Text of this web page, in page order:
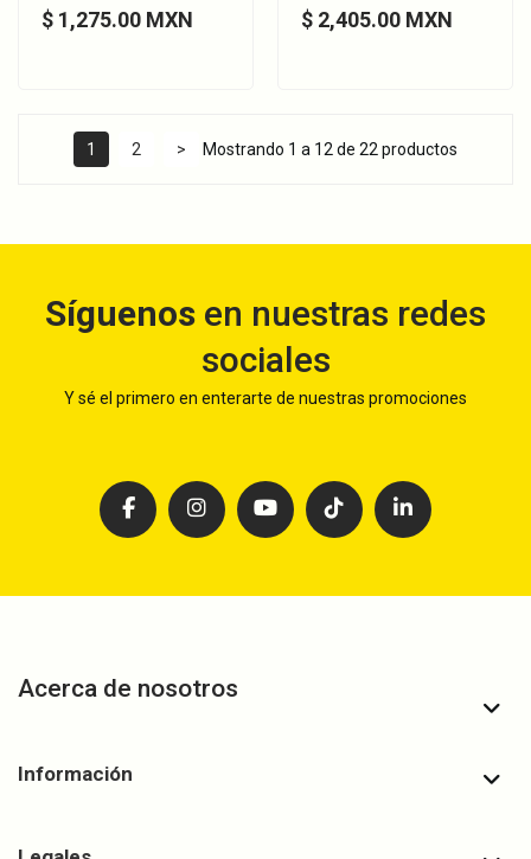
$ 1,275.00 MXN $ 2,405.00 MXN
1 2 > Mostrando 1 a 12 de 22 productos
Síguenos en nuestras redes
sociales
Y sé el primero en enterarte de nuestras promociones
Acerca de nosotros
Información